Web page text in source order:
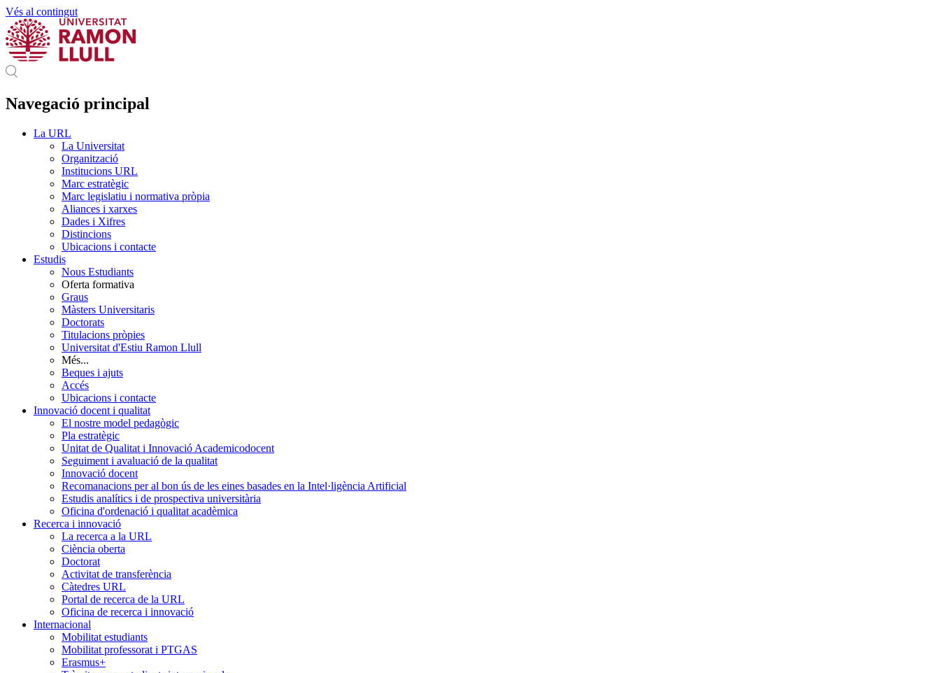
Vés al contingut
Navegació principal
La URL
La Universitat
Organització
Institucions URL
Marc estratègic
Marc legislatiu i normativa pròpia
Aliances i xarxes
Dades i Xifres
Distincions
Ubicacions i contacte
Estudis
Nous Estudiants
Oferta formativa
Graus
Màsters Universitaris
Doctorats
Titulacions pròpies
Universitat d'Estiu Ramon Llull
Més...
Beques i ajuts
Accés
Ubicacions i contacte
Innovació docent i qualitat
El nostre model pedagògic
Pla estratègic
Unitat de Qualitat i Innovació Academicodocent
Seguiment i avaluació de la qualitat
Innovació docent
Recomanacions per al bon ús de les eines basades en la Intel·ligència Artificial
Estudis analítics i de prospectiva universitària
Oficina d'ordenació i qualitat acadèmica
Recerca i innovació
La recerca a la URL
Ciència oberta
Doctorat
Activitat de transferència
Càtedres URL
Portal de recerca de la URL
Oficina de recerca i innovació
Internacional
Mobilitat estudiants
Mobilitat professorat i PTGAS
Erasmus+